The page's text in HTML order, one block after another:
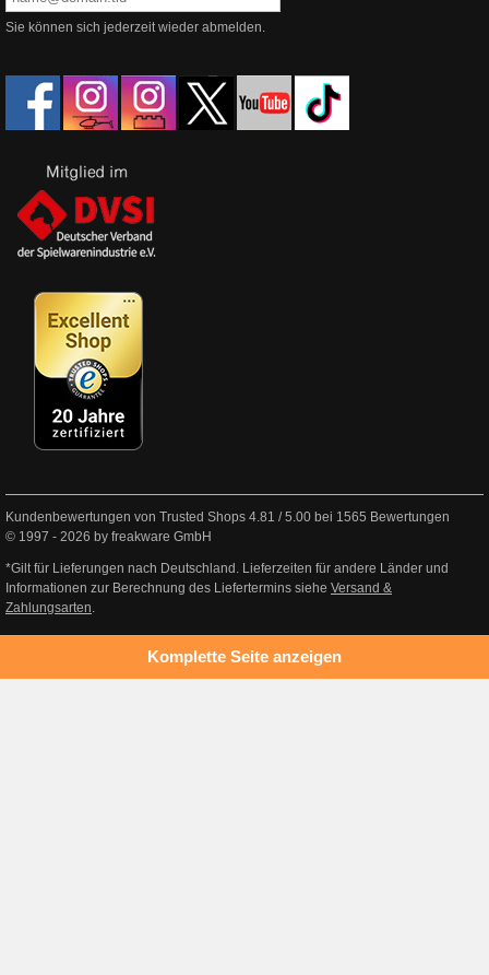
Sie können sich jederzeit wieder abmelden.
Kundenbewertungen von Trusted Shops 4.81 /5.00 bei 1565 Bewertungen
© 1997 - 2026 by freakware GmbH
*Gilt für Lieferungen nach Deutschland. Lieferzeiten für andere Länder und
Informationen zur Berechnung des Liefertermins siehe Versand &
Zahlungsarten.
Komplette Seite anzeigen